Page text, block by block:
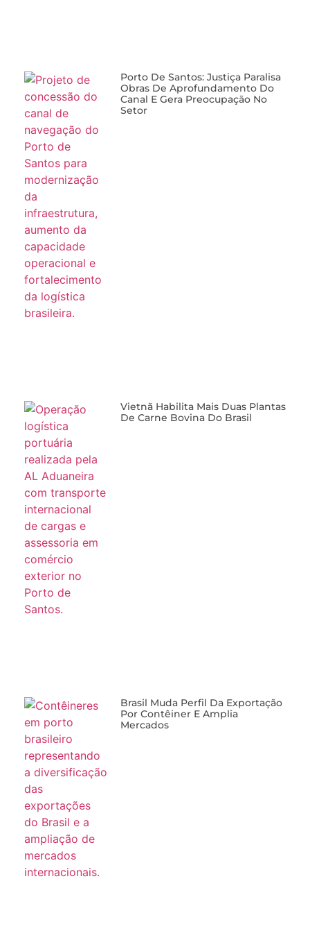
Porto De Santos: Justiça Paralisa
Obras De Aprofundamento Do
Canal E Gera Preocupação No
Setor
Vietnã Habilita Mais Duas Plantas
De Carne Bovina Do Brasil
Brasil Muda Perfil Da Exportação
Por Contêiner E Amplia
Mercados